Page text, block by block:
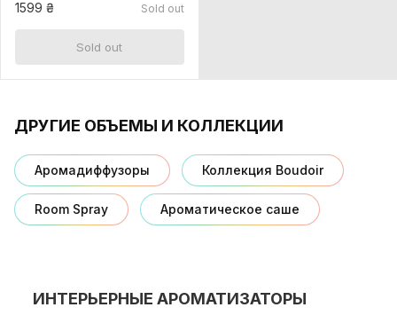
1599 ₴
Sold out
Sold out
ДРУГИЕ ОБЪЕМЫ И КОЛЛЕКЦИИ
Аромадиффузоры Коллекция Boudoir
Room Spray Ароматическое саше
ИНТЕРЬЕРНЫЕ АРОМАТИЗАТОРЫ